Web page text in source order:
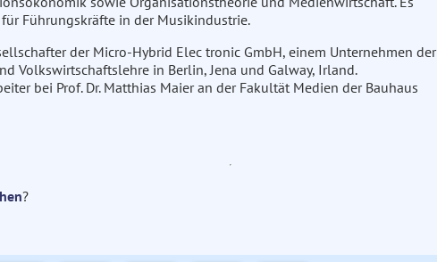
Führungskräfte in der Musikindustrie.
der Micro-Hybrid Elec tronic GmbH, einem Unternehmen der
Volkswirtschaftslehre in Berlin, Jena und Galway, Irland.
bei Prof. Dr. Matthias Maier an der Fakultät Medien der Bauhaus
?